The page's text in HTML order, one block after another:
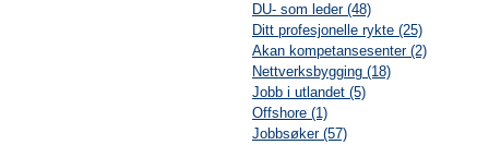
DU- som leder (48)
Ditt profesjonelle rykte (25)
Akan kompetansesenter (2)
Nettverksbygging (18)
Jobb i utlandet (5)
Offshore (1)
Jobbsøker (57)